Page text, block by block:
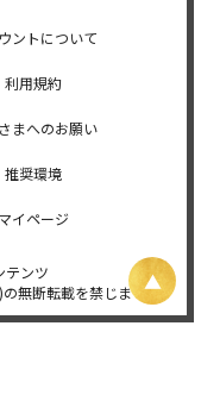
ントについて
利用規約
まへのお願い
推奨環境
マイページ
テンツ
無断転載を禁じま